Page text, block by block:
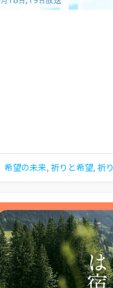
希望の未来, 祈りと希望, 祈り